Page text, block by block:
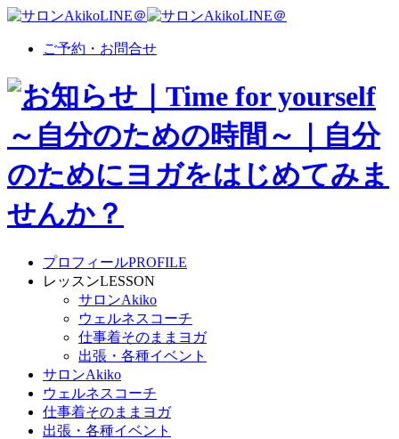
ご予約・お問合せ
プロフィールPROFILE
レッスンLESSON
サロンAkiko
ウェルネスコーチ
仕事着そのままヨガ
出張・各種イベント
サロンAkiko
ウェルネスコーチ
仕事着そのままヨガ
出張・各種イベント